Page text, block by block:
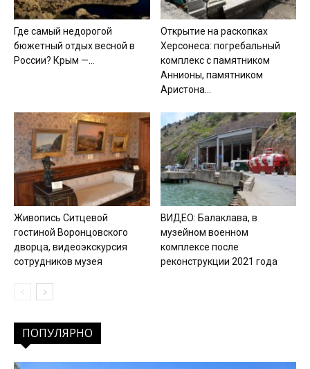
Где самый недорогой
бюжетный отдых весной в
России? Крым —...
Открытие на раскопках
Херсонеса: погребальный
комплекс с памятником
Аннионы, памятником
Аристона...
Живопись Ситцевой
гостиной Воронцовского
дворца, видеоэкскурсия
сотрудников музея
ВИДЕО: Балаклава, в
музейном военном
комплексе после
реконструкции 2021 года
ПОПУЛЯРНО